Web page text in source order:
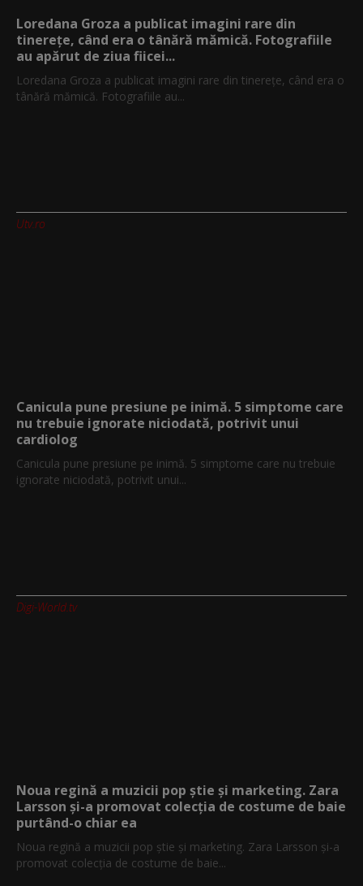
Loredana Groza a publicat imagini rare din
tinerețe, când era o tânără mămică. Fotografiile
au apărut de ziua fiicei...
Loredana Groza a publicat imagini rare din tinerețe, când era o
tânără mămică. Fotografiile au...
Utv.ro
Canicula pune presiune pe inimă. 5 simptome care
nu trebuie ignorate niciodată, potrivit unui
cardiolog
Canicula pune presiune pe inimă. 5 simptome care nu trebuie
ignorate niciodată, potrivit unui...
Digi-World.tv
Noua regină a muzicii pop știe și marketing. Zara
Larsson și-a promovat colecția de costume de baie
purtând-o chiar ea
Noua regină a muzicii pop știe și marketing. Zara Larsson și-a
promovat colecția de costume de baie...